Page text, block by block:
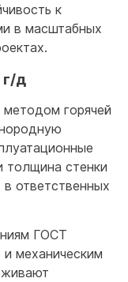
к
в масштабных
д
методом горячей
толщина стенки
ответственных
ГОСТ
механическим